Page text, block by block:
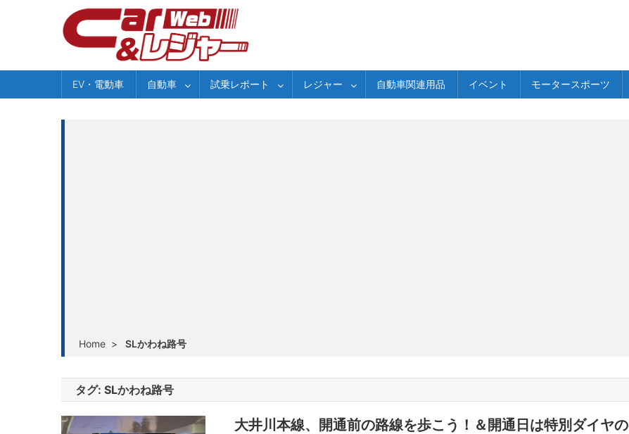
EV・電動車 自動車 試乗レポート レジャー 自動車関連用品 イベント モータースポーツ
Home > SLかわね路号
タグ: SLかわね路号
大井川本線、開通前の路線を歩こう！＆開通日は特別ダイヤの